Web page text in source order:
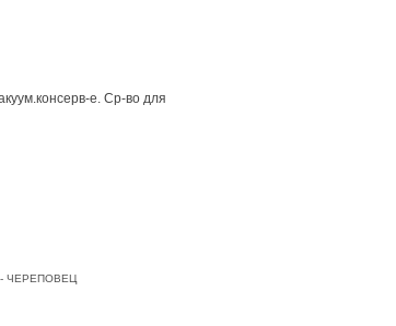
е. Ср-во для
- ЧЕРЕПОВЕЦ